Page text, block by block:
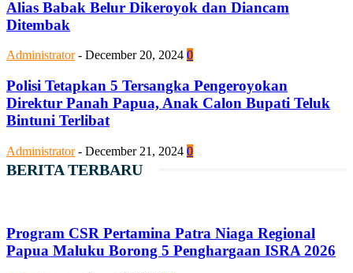
Alias Babak Belur Dikeroyok dan Diancam
Ditembak
Administrator - December 20, 2024 0
Polisi Tetapkan 5 Tersangka Pengeroyokan
Direktur Panah Papua, Anak Calon Bupati Teluk
Bintuni Terlibat
Administrator - December 21, 2024 0
BERITA TERBARU
Program CSR Pertamina Patra Niaga Regional
Papua Maluku Borong 5 Penghargaan ISRA 2026